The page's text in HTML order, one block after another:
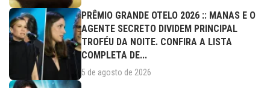
PRÊMIO GRANDE OTELO 2026 :: MANAS E O
AGENTE SECRETO DIVIDEM PRINCIPAL
TROFÉU DA NOITE. CONFIRA A LISTA
COMPLETA DE...
5 de agosto de 2026